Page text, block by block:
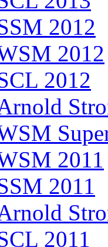
2012
2012
2012
2011
2011
2011